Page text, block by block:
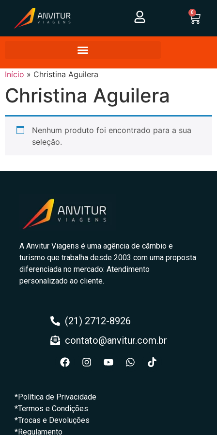
0
Início » Christina Aguilera
Christina Aguilera
Nenhum produto foi encontrado para a sua
seleção.
A Anvitur Viagens é uma agência de câmbio e
turismo que trabalha desde 2003 com uma proposta
diferenciada no mercado: Atendimento
personalizado ao cliente.
(21) 2712-8926
contato@anvitur.com.br
*Política de Privacidade
*Termos e Condições
*Trocas e Devoluções
*Regulamento